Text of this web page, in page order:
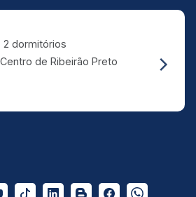
2 dormitórios
de Ribeirão Preto